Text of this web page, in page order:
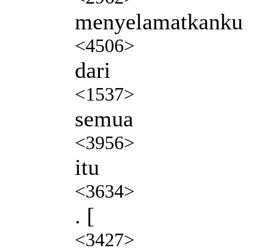
menyelamatkanku
<4506>
dari
<1537>
semua
<3956>
itu
<3634>
. [
<3427>